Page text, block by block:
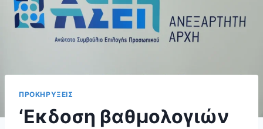
ΠΡΟΚΗΡΥΞΕΙΣ
‘Εκδοση βαθμολογιών